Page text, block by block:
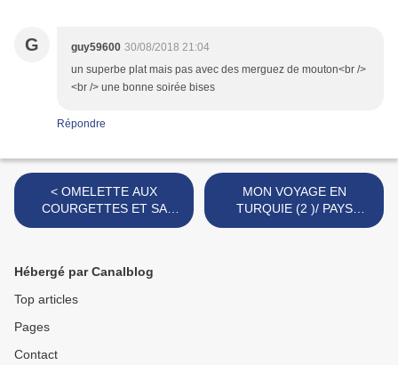
G guy59600 30/08/2018 21:04
un superbe plat mais pas avec des merguez de mouton<br />
<br /> une bonne soirée bises
Répondre
< OMELETTE AUX
COURGETTES ET SA
FONDUE DE TOMATES
MON VOYAGE EN
TURQUIE (2 )/ PAYS
FABULEUX >
Hébergé par Canalblog
Top articles
Pages
Contact